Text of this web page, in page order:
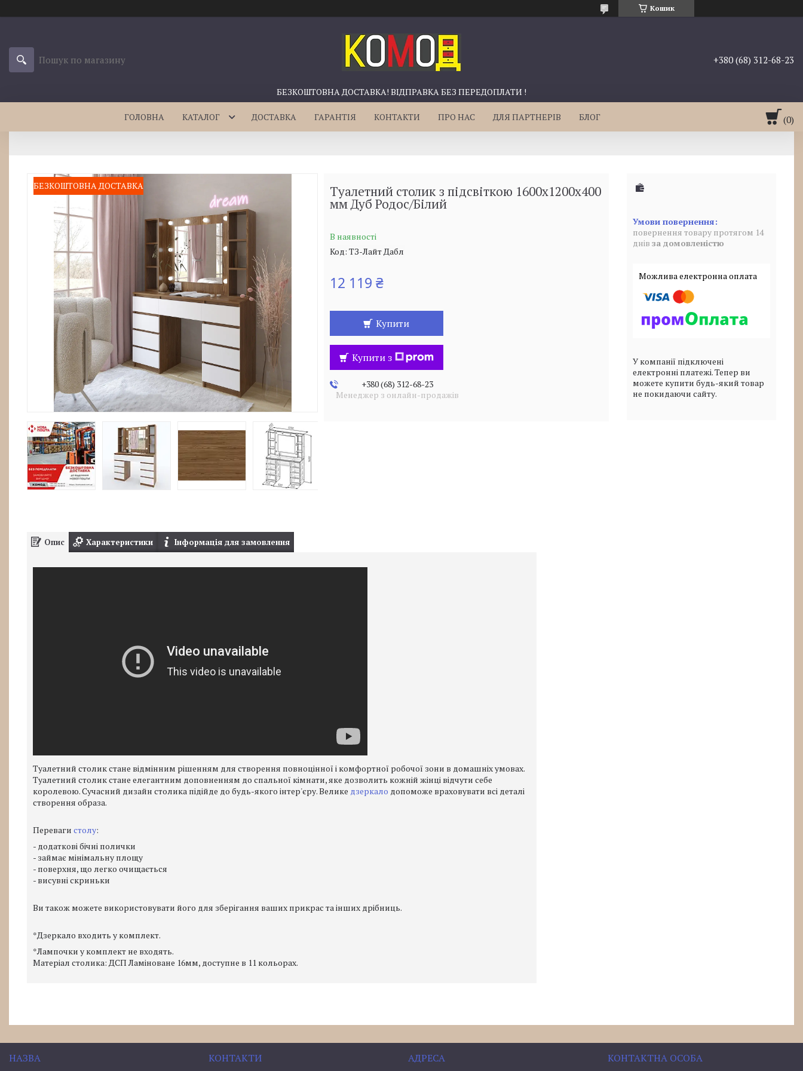
Кошик
БЕЗКОШТОВНА ДОСТАВКА! ВІДПРАВКА БЕЗ ПЕРЕДОПЛАТИ !
+380 (68) 312-68-23
ГОЛОВНА КАТАЛОГ ДОСТАВКА ГАРАНТІЯ КОНТАКТИ ПРО НАС ДЛЯ ПАРТНЕРІВ БЛОГ
БЕЗКОШТОВНА ДОСТАВКА Туалетний столик з підсвіткою 1600х1200х400
мм Дуб Родос/Білий
В наявності
Код: ТЗ-Лайт Дабл
12 119 ₴
Купити
Купити з
+380 (68) 312-68-23
Менеджер з онлайн-продажів
повернення товару протягом 14
днів за домовленістю
У компанії підключені
електронні платежі. Тепер ви
можете купити будь-який товар
не покидаючи сайту.
Опис Характеристики Інформація для замовлення
Туалетний столик стане відмінним рішенням для створення повноцінної і комфортної робочої зони в домашніх умовах.
Туалетний столик стане елегантним доповненням до спальної кімнати, яке дозволить кожній жінці відчути себе
королевою. Сучасний дизайн столика підійде до будь-якого інтер'єру. Велике дзеркало допоможе враховувати всі деталі
створення образа.
Переваги столу:
- додаткові бічні полички
- займає мінімальну площу
- поверхня, що легко очищається
- висувні скриньки
Ви також можете використовувати його для зберігання ваших прикрас та інших дрібниць.
*Дзеркало входить у комплект.
*Лампочки у комплект не входять.
Матеріал столика: ДСП Ламіноване 16мм, доступне в 11 кольорах.